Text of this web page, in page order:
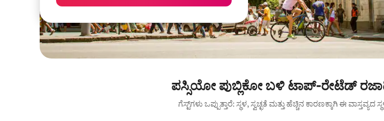
ಪಸ್ಸಿಯೋ ಪುಬ್ಲಿಕೋ ಬಳಿ ಟಾಪ್-ರೇಟೆಡ್
ಗೆಸ್ಟ್‌ಗಳು ಒಪ್ಪುತ್ತಾರೆ: ಸ್ಥಳ, ಸ್ವಚ್ಛತೆ ಮತ್ತು ಹೆಚ್ಚಿನ ಕಾರಣಕ್ಕಾಗಿ ಈ